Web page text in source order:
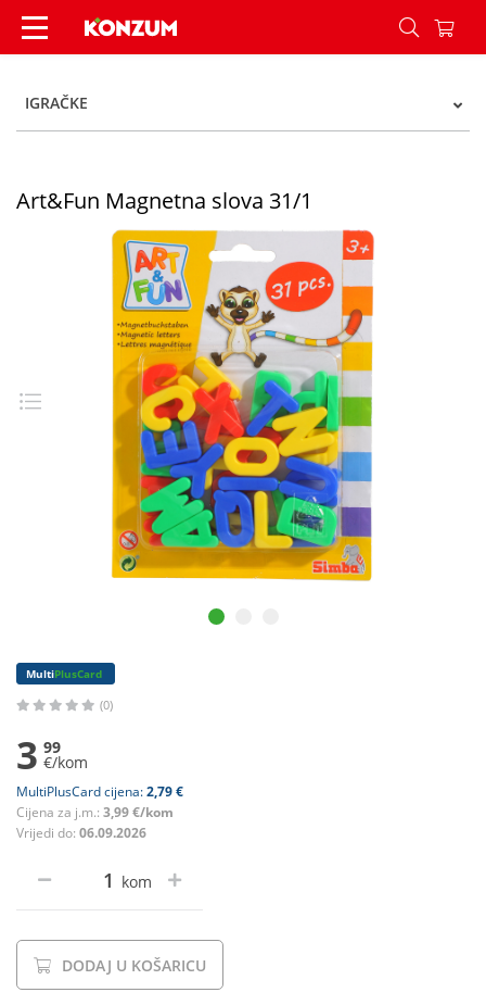
Art&Fun Magnetna slova 31/1 - Konzum
IGRAČKE
Art&Fun Magnetna slova 31/1
MultiPlusCard
(0)
3 99
€/kom
MultiPlusCard cijena:2,79 €
Cijena za j.m.: 3,99 €/kom
Vrijedi do: 06.09.2026
kom
DODAJ U KOŠARICU